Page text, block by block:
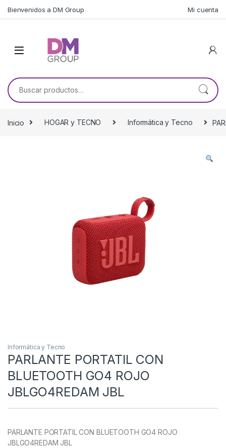
Bienvenidos a DM Group Mi cuenta
Buscar por:
Inicio HOGAR y TECNO Informática y Tecno
Informática y Tecno
PARLANTE PORTATIL CON
BLUETOOTH GO4 ROJO
JBLGO4REDAM JBL
PARLANTE PORTATIL CON BLUETOOTH GO4 ROJO
JBLGO4REDAM JBL